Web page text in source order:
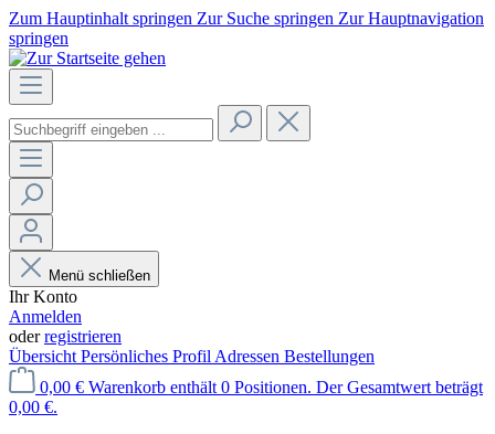
Zum Hauptinhalt springen Zur Suche springen Zur Hauptnavigation
springen
Menü schließen
Ihr Konto
Anmelden
oderregistrieren
Übersicht Persönliches Profil Adressen Bestellungen
0,00 € Warenkorb enthält 0 Positionen. Der Gesamtwert beträgt
0,00 €.